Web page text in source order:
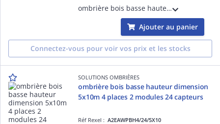
ombrière bois basse hauteur dimension 5x5m 2 places 1 module 12 capteurs
Ajouter au panier
Connectez-vous pour voir vos prix et les stocks
SOLUTIONS OMBRIÈRES
ombrière bois basse hauteur dimension
5x10m 4 places 2 modules 24 capteurs
Réf Rexel :A2EAWPBH4/24/5X10